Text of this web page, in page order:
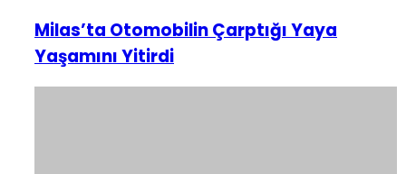
Milas’ta Otomobilin Çarptığı Yaya
Yaşamını Yitirdi